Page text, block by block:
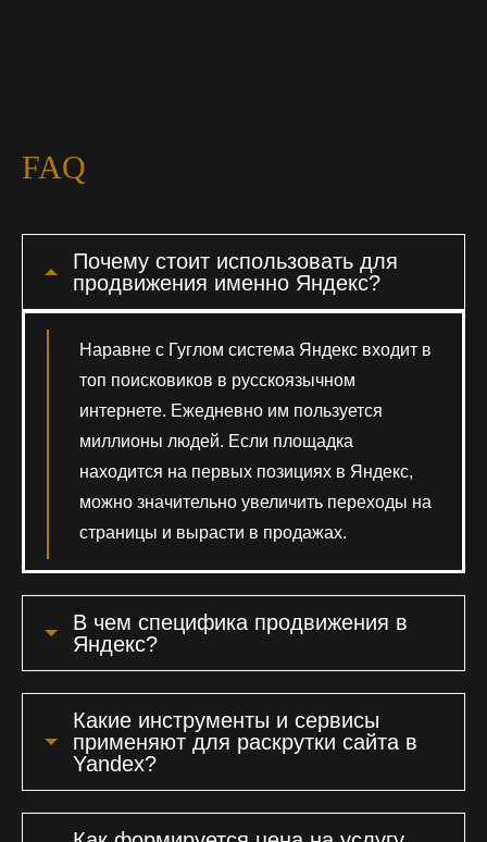
FAQ
Почему стоит использовать для
продвижения именно Яндекс?
Наравне с Гуглом система Яндекс входит в
топ поисковиков в русскоязычном
интернете. Ежедневно им пользуется
миллионы людей. Если площадка
находится на первых позициях в Яндекс,
можно значительно увеличить переходы на
страницы и вырасти в продажах.
В чем специфика продвижения в
Яндекс?
Какие инструменты и сервисы
применяют для раскрутки сайта в
Yandex?